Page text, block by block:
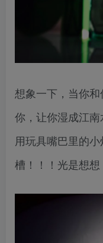
想象一下，当你
你，让你湿成江南
用玩具嘴巴里的
槽！！！光是想想